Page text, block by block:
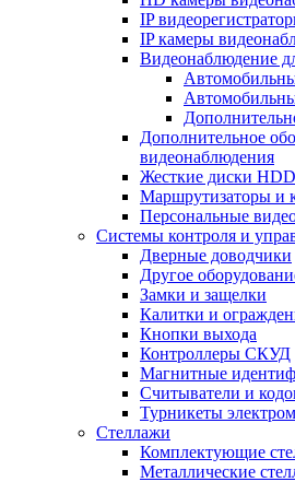
IP
IP камеры
Видеонаблюдение
Дополнительное
видеонаблюдения
Жесткие диски HDD
Маршрутизаторы и
Персональные
Системы контроля и
Дверные доводчики
Другое
Замки и защелки
Калитки и
Кнопки выхода
Контроллеры СКУД
Магнитные
Считыватели и
Турникеты
Стеллажи
Комплектующие
Металлические